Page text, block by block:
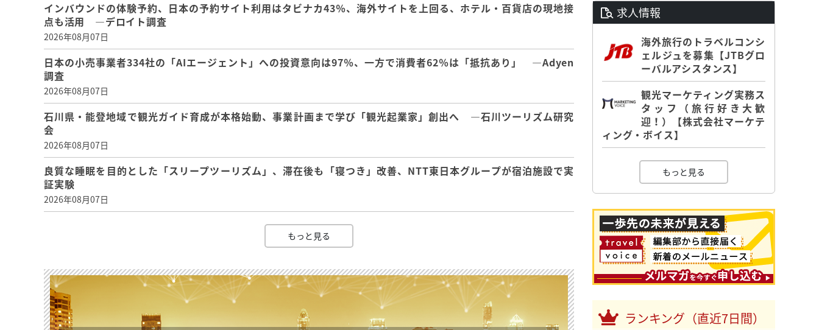
インバウンドの体験予約、日本の予約サイト利用はタビナカ43％、海外サイトを上回る、ホテル・百貨店の現地接
点も活用 ―デロイト調査
2026年08月07日
日本の小売事業者334社の「AIエージェント」への投資意向は97％、一方で消費者62％は「抵抗あり」 ―Adyen
調査
2026年08月07日
石川県・能登地域で観光ガイド育成が本格始動、事業計画まで学び「観光起業家」創出へ ―石川ツーリズム研究
会
2026年08月07日
良質な睡眠を目的とした「スリープツーリズム」、滞在後も「寝つき」改善、NTT東日本グループが宿泊施設で実
証実験
2026年08月07日
もっと見る
求人情報
海外旅行のトラベルコンシ
ェルジュを募集【JTBグロ
ーバルアシスタンス】
観光マーケティング実務ス
タッフ（旅行好き大歓
迎！）【株式会社マーケテ
ィング・ボイス】
もっと見る
ランキング（直近7日間）